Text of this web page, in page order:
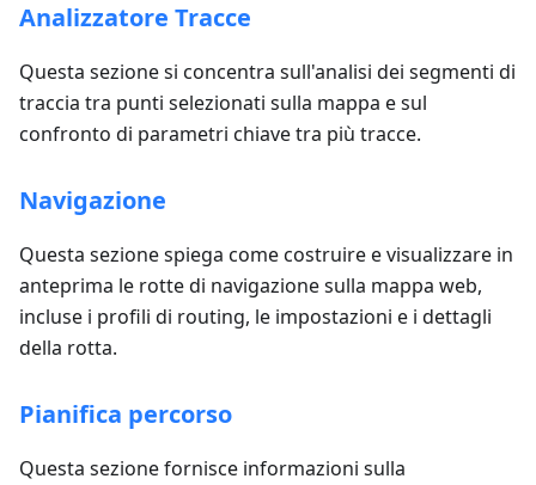
Analizzatore Tracce
Questa sezione si concentra sull'analisi dei segmenti di
traccia tra punti selezionati sulla mappa e sul
confronto di parametri chiave tra più tracce.
Navigazione
Questa sezione spiega come costruire e visualizzare in
anteprima le rotte di navigazione sulla mappa web,
incluse i profili di routing, le impostazioni e i dettagli
della rotta.
Pianifica percorso
Questa sezione fornisce informazioni sulla